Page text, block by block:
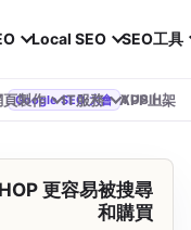
Local SEO SEO工具
頁製作 IT服務 APP上架
Google SEO 大會 YUSIHK 近期參加 Google Search Central Live
更容易被搜尋
和購買